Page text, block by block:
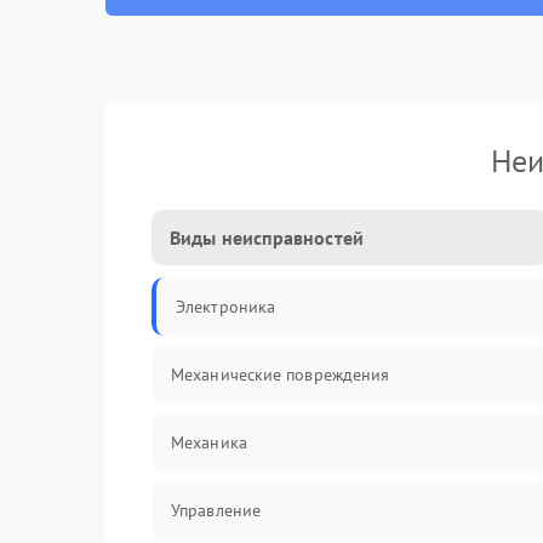
Виды неисправностей
Электроника
Механические повреждения
Механика
Управление